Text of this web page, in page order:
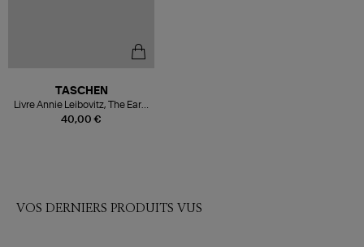
40,00 €
TASCHEN
Livre Annie Leibovitz, The Early
Years 1970–1983
VOS DERNIERS PRODUITS VUS